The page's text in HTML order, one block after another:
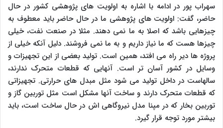
سهراب پور در ادامه با اشاره به اولویت های پژوهشی کشور در حال
حاضر، گفت: اولویت های پژوهشی ما در حال حاضر باید معطوف به
چیزهایی باشد که اصلا به ما نمی دهند. مثلا در صنعت نفت، خیلی
چیزها هست که ما نیاز داریم و به ما نمی فروشند. دلیل آنکه خیلی از
پروژه ها دیر راه می افتد، همین است. تولید بعضی از این تجهیزات و
وسایل در کشور آسان تر است. آنهایی که قطعات متحرک ندارند،
سالهاست در داخل تولید می شود مثل مبدل های حرارتی. تجهیزاتی
که قطعات متحرک دارند و ساخت آنها مشکل است مثل توربین گاز و
توربین بخار که در مپنا مدل نیروگاهی اش در حال ساخت است، باید
بیشتر مورد توجه قرار گیرد.